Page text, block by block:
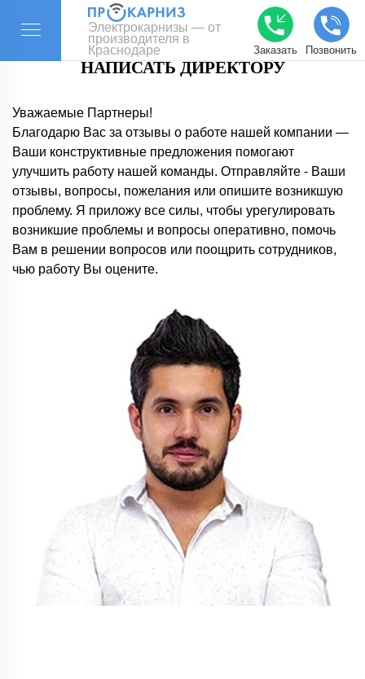
Электрокарнизы — от
производителя в
Краснодаре
Заказать Позвонить
НАПИСАТЬ ДИРЕКТОРУ
Уважаемые Партнеры!
Благодарю Вас за отзывы о работе нашей компании —
Ваши конструктивные предложения помогают
улучшить работу нашей команды. Отправляйте - Ваши
отзывы, вопросы, пожелания или опишите возникшую
проблему. Я приложу все силы, чтобы урегулировать
возникшие проблемы и вопросы оперативно, помочь
Вам в решении вопросов или поощрить сотрудников,
чью работу Вы оцените.